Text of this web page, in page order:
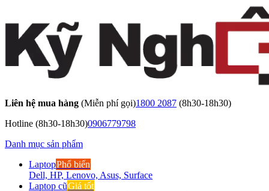
Liên hệ mua hàng (Miễn phí gọi)1800 2087 (8h30-18h30)
Hotline (8h30-18h30)0906779798
Danh mục sản phẩm
LaptopPhổ biến
Dell, HP, Lenovo, Asus, Surface
Laptop cũGiá tốt